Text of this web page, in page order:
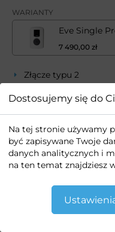
WARIANTY
Eve Single
7 490,00 zł
Złącze typu 2
Montaż na ścianie lub
Kolorowy wyświetlacz
Obudowa z
,00 zł
Dostosujemy się do
Na tej stronie używamy
być zapisywane Twoje
danych analitycznych i
na ten temat znajdziesz